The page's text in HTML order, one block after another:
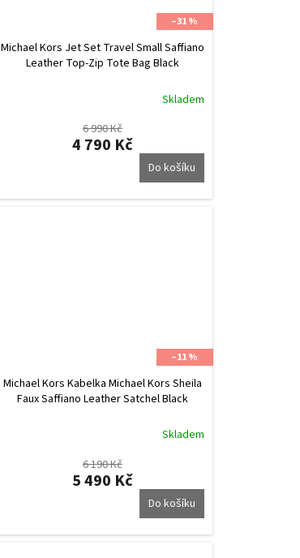
–31 %
Michael Kors Jet Set Travel Small Saffiano
Leather Top-Zip Tote Bag Black
Skladem
6 990 Kč
4 790 Kč
Do košíku
–11 %
Michael Kors Kabelka Michael Kors Sheila
Faux Saffiano Leather Satchel Black
Skladem
6 190 Kč
5 490 Kč
Do košíku